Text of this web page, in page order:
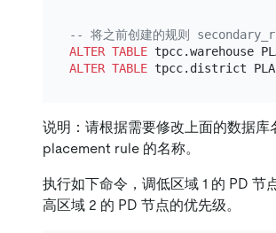
-- 将之前创建的规则
ALTER TABLE tpcc.warehouse
ALTER TABLE tpcc.district
说明：请根据需要修改上面的数据库
placement rule 的名称。
执行如下命令，调低区域 1 的 PD 节
高区域 2 的 PD 节点的优先级。